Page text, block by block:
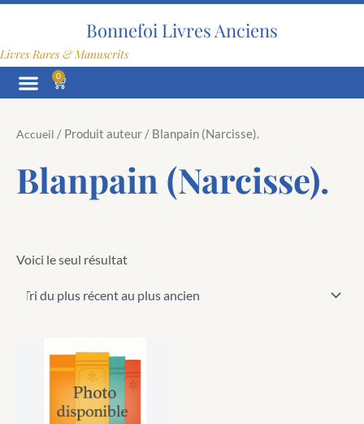
Aller
Bonnefoi Livres Anciens
Livres Rares & Manuscrits
0
Panier
Accueil / Produit auteur / Blanpain (Narcisse).
Blanpain (Narcisse).
Voici le seul résultat